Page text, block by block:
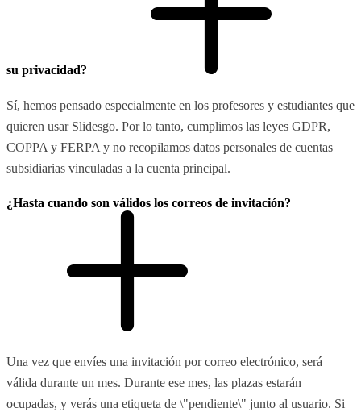
su privacidad?
Sí, hemos pensado especialmente en los profesores y estudiantes que
quieren usar Slidesgo. Por lo tanto, cumplimos las leyes GDPR,
COPPA y FERPA y no recopilamos datos personales de cuentas
subsidiarias vinculadas a la cuenta principal.
¿Hasta cuando son válidos los correos de invitación?
Una vez que envíes una invitación por correo electrónico, será
válida durante un mes. Durante ese mes, las plazas estarán
ocupadas, y verás una etiqueta de \"pendiente\" junto al usuario. Si